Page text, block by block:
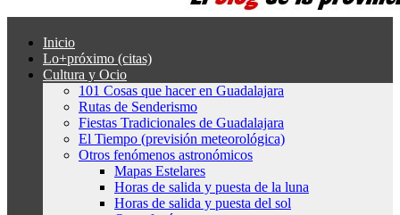
Inicio
Lo+próximo (citas)
Cultura y Ocio
101 Cosas que hacer en Guadalajara
Rutas de Senderismo
Fiestas Tradicionales de Guadalajara
El Tiempo (previsión meteorológica)
Otros fenómenos astronómicos
Mapas Estelares
Horas de salida y puesta de la luna
Horas de salida y puesta del sol